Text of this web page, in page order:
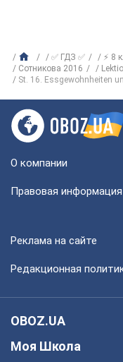
✅ ГДЗ ✅ ⚡ 8
Сотникова 2016
St. 16. Essgewohnheiten
О компании
Правовая информация
Реклама на сайте
Редакционная
OBOZ.UA
Моя Школа